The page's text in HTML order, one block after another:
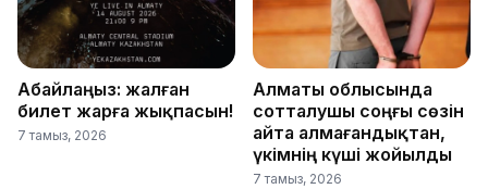
Абайлаңыз: жалған
билет жарға жықпасын!
7 тамыз, 2026
Алматы облысында
сотталушы соңғы сөзін
айта алмағандықтан,
үкімнің күші жойылды
7 тамыз, 2026